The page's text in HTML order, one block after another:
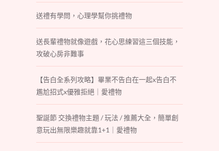
送禮有學問，心理學幫你挑禮物
送長輩禮物就像遊戲，花心思練習這三個技能，
攻破心房非難事
【告白全系列攻略】畢業不告白在一起x告白不
尷尬招式x優雅拒絕｜愛禮物
聖誕節 交換禮物主題 / 玩法 / 推薦大全，簡單創
意玩出無限樂趣就靠1+1｜愛禮物